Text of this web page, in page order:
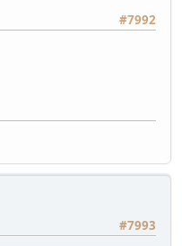
#7992
#7993